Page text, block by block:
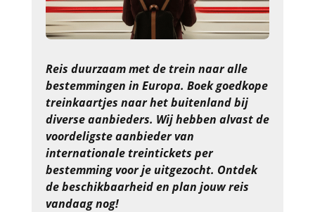
Reis duurzaam met de trein naar alle
bestemmingen in Europa. Boek goedkope
treinkaartjes naar het buitenland bij
diverse aanbieders. Wij hebben alvast de
voordeligste aanbieder van
internationale treintickets per
bestemming voor je uitgezocht. Ontdek
de beschikbaarheid en plan jouw reis
vandaag nog!